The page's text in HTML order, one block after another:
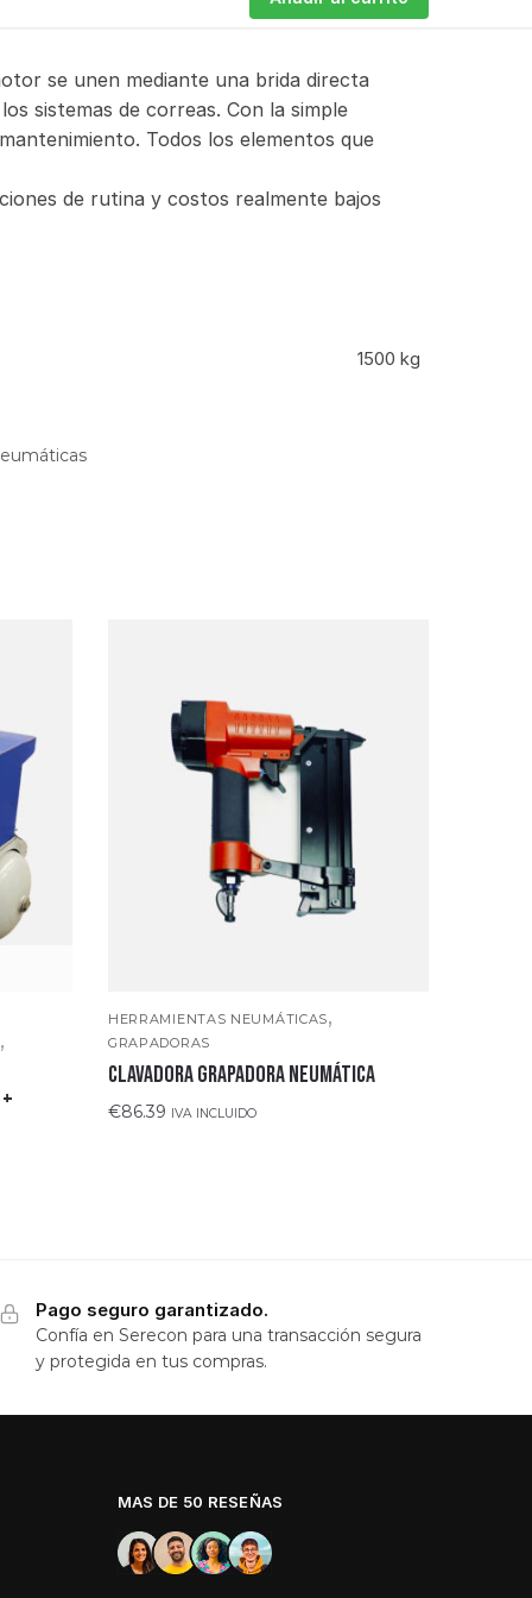
se unen mediante una brida directa
sistemas de correas. Con la simple
Todos los elementos que
de rutina y costos realmente bajos
1500 kg
,
HERRAMIENTAS NEUMÁTICAS,
GRAPADORAS
Clavadora grapadora neumática
€86.39 IVA INCLUIDO
Pago seguro garantizado.
Confía en Serecon para una transacción segura
y protegida en tus compras.
MAS DE 50 RESEÑAS